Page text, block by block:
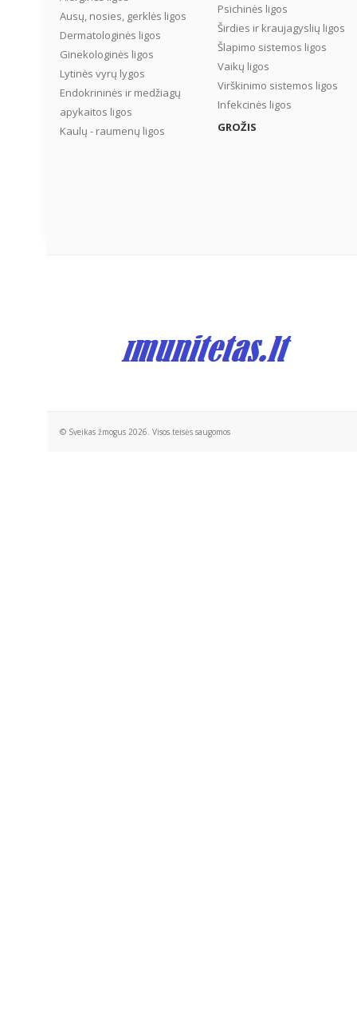
Ausų, nosies, gerklės ligos
Dermatologinės ligos
Ginekologinės ligos
Lytinės vyrų lygos
Endokrininės ir medžiagų
apykaitos ligos
Kaulų - raumenų ligos
Psichinės ligos
Širdies ir kraujagyslių ligos
Šlapimo sistemos ligos
Vaikų ligos
Virškinimo sistemos ligos
Infekcinės ligos
GROŽIS
© Sveikas žmogus 2026. Visos teisės saugomos